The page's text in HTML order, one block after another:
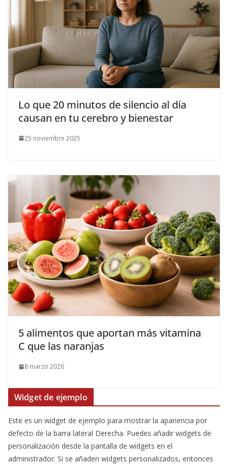
Lo que 20 minutos de silencio al día
causan en tu cerebro y bienestar
25 noviembre 2025
5 alimentos que aportan más vitamina
C que las naranjas
8 marzo 2026
Widget de ejemplo
Este es un widget de ejemplo para mostrar la apariencia por
defecto de la barra lateral Derecha. Puedes añadir widgets de
personalización desde la pantalla de widgets en el
administrador. Si se añaden widgets personalizados, entonces